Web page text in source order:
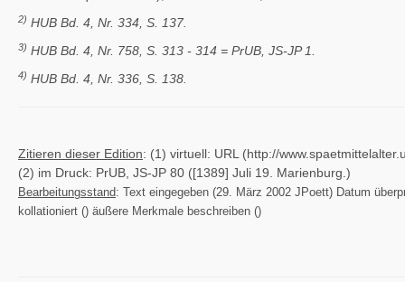
2) HUB Bd. 4, Nr. 334, S. 137.
3) HUB Bd. 4, Nr. 758, S. 313 - 314 = PrUB, JS-JP 1
4) HUB Bd. 4, Nr. 336, S. 138.
Zitieren dieser Edition: (1) virtuell: URL (http://
(2) im Druck: PrUB, JS-JP 80 ([1389] Juli 19. Marienburg.)
Bearbeitungsstand: Text eingegeben (29. März 2002 JPoett) Datum
kollationiert () äußere Merkmale beschreiben ()